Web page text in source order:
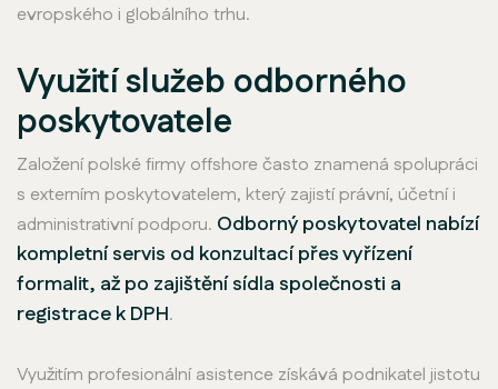
evropského i globálního trhu.
Využití služeb odborného
poskytovatele
Založení polské firmy offshore často znamená spolupráci
s externím poskytovatelem, který zajistí právní, účetní i
administrativní podporu. Odborný poskytovatel nabízí
kompletní servis od konzultací přes vyřízení
formalit, až po zajištění sídla společnosti a
registrace k DPH.
Využitím profesionální asistence získává podnikatel jistotu